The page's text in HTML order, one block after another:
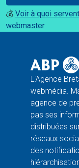
💰 Voir à quoi
webmaster
L'Agence
webmédia.
agence de
pas ses
distribuées
réseaux
des